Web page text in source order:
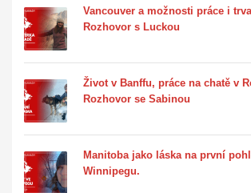
Vancouver a možnosti práce i
Rozhovor s Luckou
Život v Banffu, práce na chatě v
Rozhovor se Sabinou
Manitoba jako láska na první
Winnipegu.